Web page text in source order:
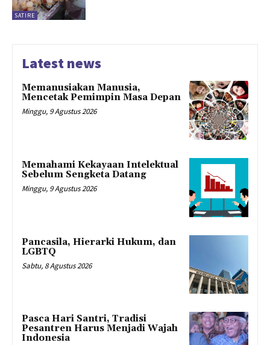
SATIRE
Latest news
Memanusiakan Manusia,
Mencetak Pemimpin Masa Depan
Minggu, 9 Agustus 2026
Memahami Kekayaan Intelektual
Sebelum Sengketa Datang
Minggu, 9 Agustus 2026
Pancasila, Hierarki Hukum, dan
LGBTQ
Sabtu, 8 Agustus 2026
Pasca Hari Santri, Tradisi
Pesantren Harus Menjadi Wajah
Indonesia